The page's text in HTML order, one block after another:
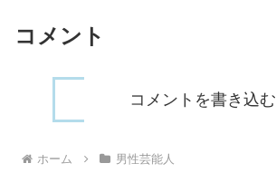
コメント
コメントを書き込む
ホーム 男性芸能人